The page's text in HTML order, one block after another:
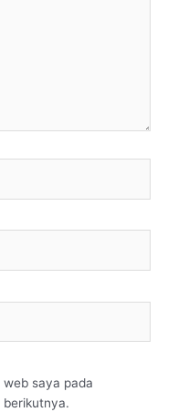
web saya pada
berikutnya.